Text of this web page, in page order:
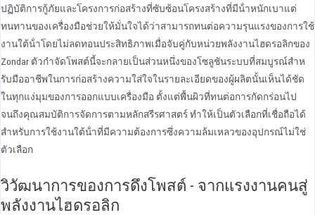
ปฏิบัติการกู้ภัยและโครงการก่อสร้างที่ซับซ้อนโครงสร้างที่มีน้ําหนักเบาแต่
ทนทานของเครื่องมือช่วยให้มั่นใจได้ว่าสามารถทนต่อความรุนแรงของการใช้
งานใต้น้ําโดยไม่ลดทอนประสิทธิภาพเมื่อจับคู่กับหน่วยพลังงานไฮดรอลิกของ
Zondar ตัวกําจัดโพสต์นี้จะกลายเป็นส่วนหนึ่งของโซลูชันระบบที่สมบูรณ์สําห
รับมืออาชีพในการก่อสร้างความใส่ใจในรายละเอียดของผู้ผลิตนั้นเห็นได้ชัด
ในทุกแง่มุมของการออกแบบเครื่องมือ ตั้งแต่พื้นผิวที่ทนต่อการกัดกร่อนไป
จนถึงคุณสมบัติการจัดการตามหลักสรีรศาสตร์ ทําให้เป็นตัวเลือกที่เชื่อถือได้
สําหรับการใช้งานใต้น้ําที่มีความต้องการซึ่งความล้มเหลวของอุปกรณ์ไม่ใช่
ตัวเลือก
วิวัฒนาการของการดึงโพสต์ - จากแรงงานคนสู่
พลังงานไฮดรอลิก